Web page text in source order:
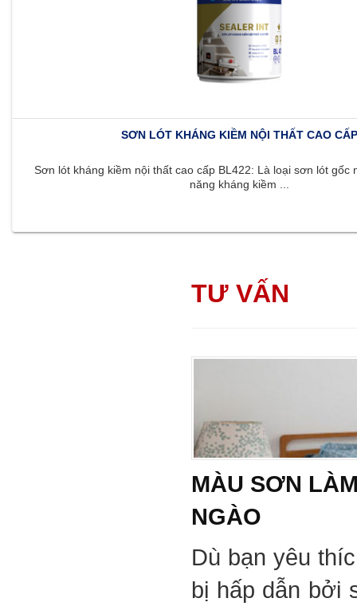
SƠN LÓT KHÁNG KIỀM NỘI THẤT CAO CẤP
Sơn lót kháng kiềm nội thất cao cấp BL422: Là loại sơn lót gốc
năng kháng kiềm ...
TƯ VẤN
MÀU SƠN
NGÀO
Dù bạn yêu
bị hấp dẫn bởi